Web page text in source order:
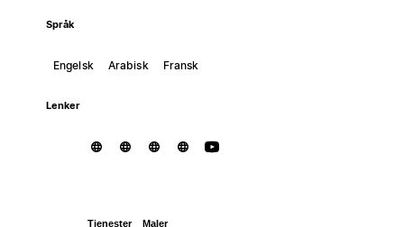
Språk
Engelsk Arabisk Fransk
Lenker
Tjenester Maler